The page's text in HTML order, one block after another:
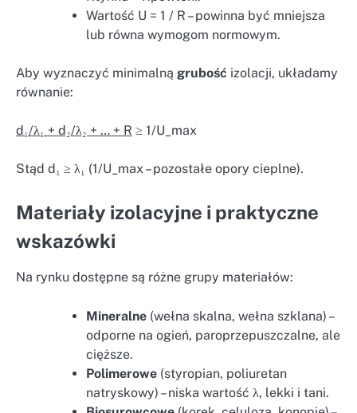
Wartość U = 1 / R – powinna być mniejsza
lub równa wymogom normowym.
Aby wyznaczyć minimalną grubość izolacji, układamy
równanie:
d₁/λ₁ + d₂/λ₂ + … + R ≥ 1/U_max
Stąd d₁ ≥ λ₁ (1/U_max – pozostałe opory cieplne).
Materiały izolacyjne i praktyczne
wskazówki
Na rynku dostępne są różne grupy materiałów:
Mineralne (wełna skalna, wełna szklana) –
odporne na ogień, paroprzepuszczalne, ale
cięższe.
Polimerowe (styropian, poliuretan
natryskowy) – niska wartość λ, lekki i tani.